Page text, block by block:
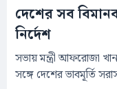
দেশের সব
নির্দেশ
সভায় মন্ত্রী আফরোজা
সঙ্গে দেশের ভাবমূর্তি